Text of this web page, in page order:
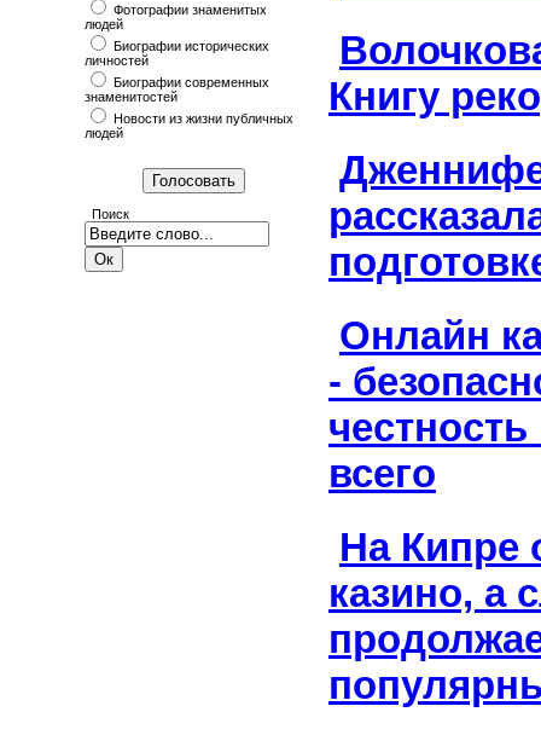
Фотографии знаменитых
людей
Биографии исторических
личностей
Биографии современных
знаменитостей
Новости из жизни публичных
людей
Поиск
Книгу
Онлайн
-
всего
На Кипре
казино, а